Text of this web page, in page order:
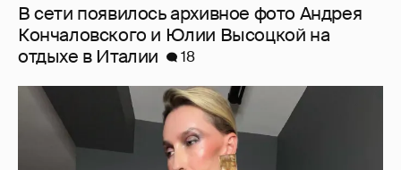
В сети появилось архивное фото Андрея
Кончаловского и Юлии Высоцкой на
отдыхе в Италии
18